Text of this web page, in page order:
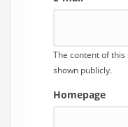
The content of
shown publicly.
Homepage